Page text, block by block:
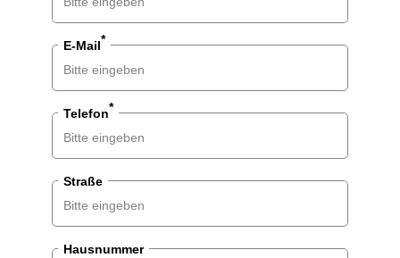
E-Mail*
Telefon*
Straße
Hausnummer